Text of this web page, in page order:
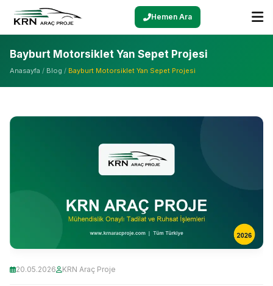
Hemen Ara
Bayburt Motorsiklet Yan Sepet Projesi
Anasayfa / Blog / Bayburt Motorsiklet Yan Sepet Projesi
20.05.2026 KRN Araç Proje